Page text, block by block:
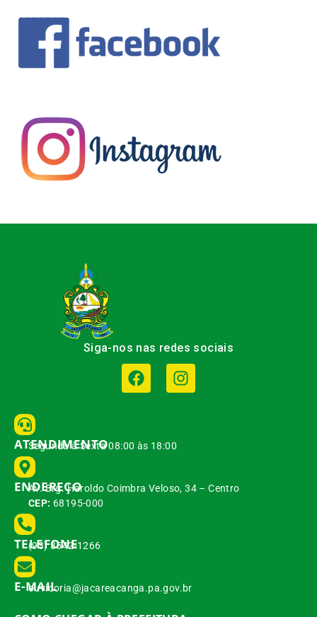
Siga-nos nas redes sociais
ATENDIMENTO
Segunda à Sexta 08:00 às 18:00
ENDEREÇO
Av. Brg. Haroldo Coimbra Veloso, 34 – Centro
CEP: 68195-000
TELEFONE
(93) 3542-1266
E-MAIL
ouvidoria@jacareacanga.pa.gov.br